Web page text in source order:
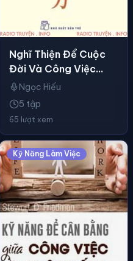
Nghĩ Thiện Để Cuộc
Đời Và Công Việc
Viên Mãn
Ngọc Hiếu
5 tập
65 lượt xem
Kỹ Năng Làm Việc